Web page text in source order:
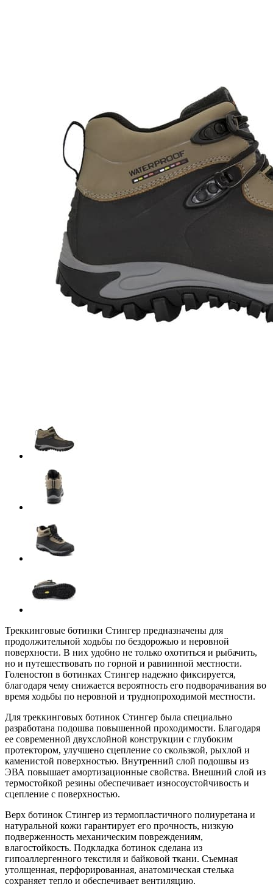
Треккинговые ботинки Стингер предназначены для
продолжительной ходьбы по бездорожью и неровной
поверхности. В них удобно не только охотиться и рыбачить,
но и путешествовать по горной и равнинной местности.
Голеностоп в ботинках Стингер надежно фиксируется,
благодаря чему снижается вероятность его подворачивания во
время ходьбы по неровной и труднопроходимой местности.
Для треккинговых ботинок Стингер была специально
разработана подошва повышенной проходимости. Благодаря
ее современной двухслойной конструкции с глубоким
протектором, улучшено сцепление со скользкой, рыхлой и
каменистой поверхностью. Внутренний слой подошвы из
ЭВА повышает амортизационные свойства. Внешний слой из
термостойкой резины обеспечивает износоустойчивость и
сцепление с поверхностью.
Верх ботинок Стингер из термопластичного полиуретана и
натуральной кожи гарантирует его прочность, низкую
подверженность механическим повреждениям,
влагостойкость. Подкладка ботинок сделана из
гипоаллергенного текстиля и байковой ткани. Съемная
утолщенная, перфорированная, анатомическая стелька
сохраняет тепло и обеспечивает вентиляцию.